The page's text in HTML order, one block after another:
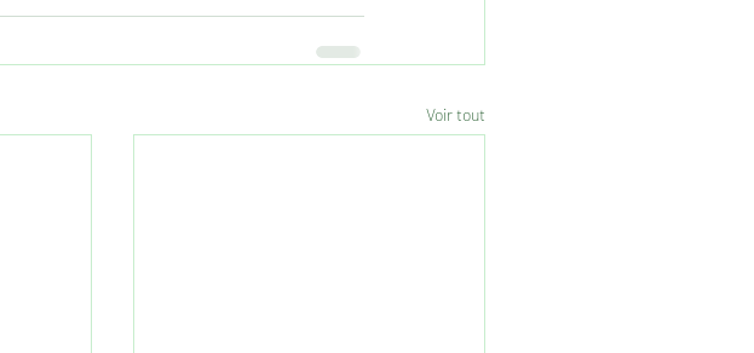
Voir tout